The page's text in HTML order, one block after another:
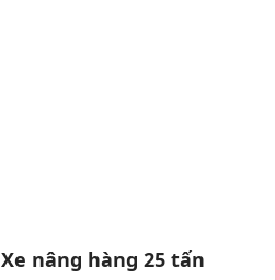
Xe nâng hàng 25 tấn